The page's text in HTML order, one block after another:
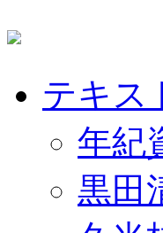
テキス
年紀
黒田